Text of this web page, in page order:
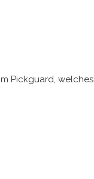
Pickguard, welches